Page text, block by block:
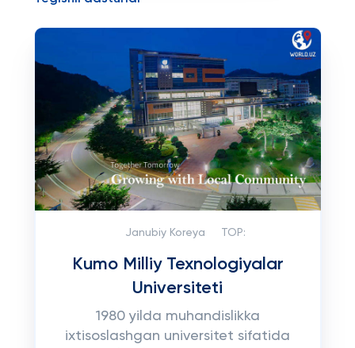
Janubiy Koreya TOP:
Kumo Milliy Texnologiyalar
Universiteti
1980 yilda muhandislikka
ixtisoslashgan universitet sifatida